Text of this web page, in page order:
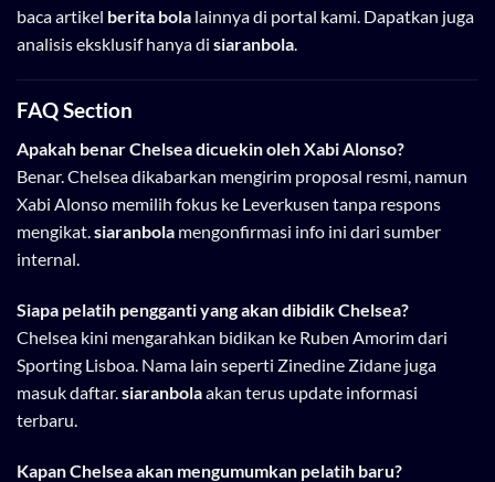
baca artikel berita bola lainnya di portal kami. Dapatkan juga
analisis eksklusif hanya di siaranbola
FAQ Section
Apakah benar Chelsea dicuekin oleh Xabi Alonso?
Benar. Chelsea dikabarkan mengirim proposal resmi, namun
Xabi Alonso memilih fokus ke Leverkusen tanpa respons
mengikat.siaranbola mengonfirmasi info ini dari sumber
internal.
Siapa pelatih pengganti yang akan dibidik Chelsea?
Chelsea kini mengarahkan bidikan ke Ruben Amorim dari
Sporting Lisboa. Nama lain seperti Zinedine Zidane juga
masuk daftar.siaranbolaakan terus update informasi
terbaru.
Kapan Chelsea akan mengumumkan pelatih baru?